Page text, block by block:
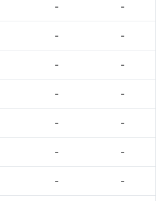
- -
- -
- -
- -
- -
- -
- -